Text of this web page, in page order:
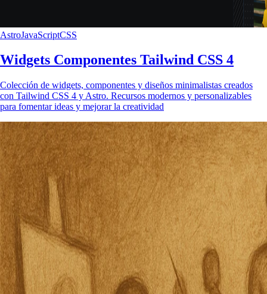
AstroJavaScriptCSS
Widgets Componentes Tailwind CSS 4
Colección de widgets, componentes y diseños minimalistas creados
con Tailwind CSS 4 y Astro. Recursos modernos y personalizables
para fomentar ideas y mejorar la creatividad